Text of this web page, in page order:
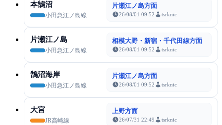
本鵠沼
小田急江ノ島線
片瀬江ノ島方面
26/08/01 09:52 tsrknic
片瀬江ノ島
小田急江ノ島線
相模大野・新宿・千代田線方面
26/08/01 09:52 tsrknic
鵠沼海岸
小田急江ノ島線
片瀬江ノ島方面
26/08/01 09:52 tsrknic
大宮
JR高崎線
上野方面
26/07/31 22:49 tsrknic